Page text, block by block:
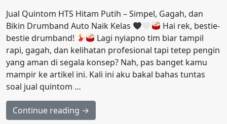
Jual Quintom HTS Hitam Putih – Simpel, Gagah, dan
Bikin Drumband Auto Naik Kelas
Hai rek, bestie-
bestie drumband!
Lagi nyiapno tim biar tampil
rapi, gagah, dan kelihatan profesional tapi tetep pengin
yang aman di segala konsep? Nah, pas banget kamu
mampir ke artikel ini. Kali ini aku bakal bahas tuntas
soal jual quintom …
Continue reading →